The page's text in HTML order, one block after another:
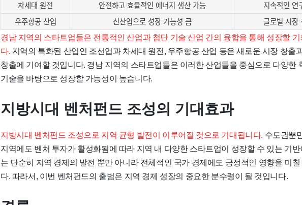
차세대 원전
안전하고 효율적인 에너지 생산 가능
지속적인 연
우주항공 산업
신산업으로 성장 가능성 큼 글로벌 시장
경남 지역의 스타트업들은 전통적인 산업과 첨단 기술 산업 간의 융합을 통해 성장할
다. 지역의 특화된 산업인 조선업과 차세대 원전, 우주항공 산업 등은 새로운 시장 창출
창출에 기여할 것입니다. 경남 지역의 스타트업들은 이러한 산업들을 중심으로 다양한
기술을 바탕으로 성장할 가능성이 높습니다.
지방시대 벤처펀드 조성의 기대효과
지방시대 벤처펀드 조성으로 지역 균형 발전이 이루어질 것으로 기대됩니다. 수도권뿐
지역에도 벤처 투자가 활성화됨에 따라 지역 내 다양한 스타트업이 성장할 수 있는 기
는 단순히 지역 경제의 발전 뿐만 아니라 전체적인 국가 경제에도 긍정적인 영향을 미
다. 따라서, 이번 벤처펀드의 출범은 지역 경제 성장의 중요한 분수령이 될 것입니다.